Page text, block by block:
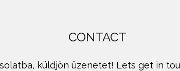
CONTACT
küldjön üzenetet! Lets get in